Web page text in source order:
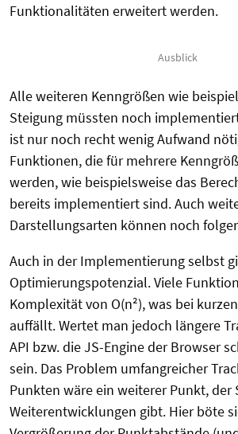
Funktionalitäten erweitert werden.
Ausblick
Alle weiteren Kenngrößen wie
Steigung müssten noch
ist nur noch recht wenig Aufwand
Funktionen, die für mehrere
werden, wie beispielsweise das
bereits implementiert sind. Auch
Darstellungsarten können noch
Auch in der Implementierung selbst
Optimierungspotenzial. Viele
Komplexität von O(n²), was bei
auffällt. Wertet man jedoch längere
API bzw. die JS-Engine der Browser
sein. Das Problem umfangreicher
Punkten wäre ein weiterer Punkt, der
Weiterentwicklungen gibt. Hier böte